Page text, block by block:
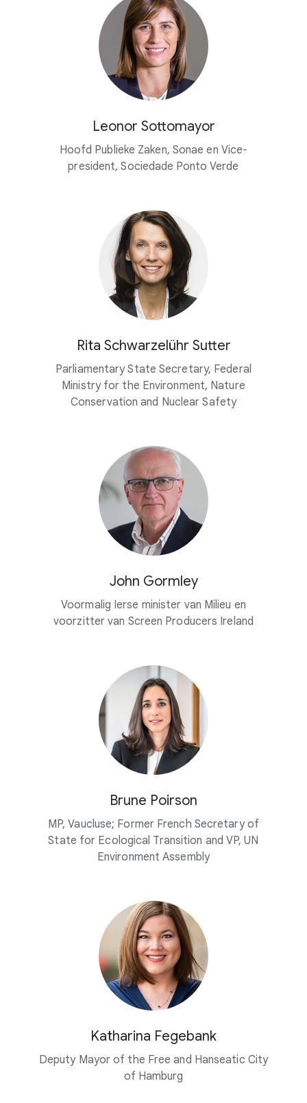
Leonor Sottomayor
Hoofd Publieke Zaken, Sonae en Vice-
president, Sociedade Ponto Verde
Rita Schwarzelühr Sutter
Parliamentary State Secretary, Federal
Ministry for the Environment, Nature
Conservation and Nuclear Safety
John Gormley
Voormalig Ierse minister van Milieu en
voorzitter van Screen Producers Ireland
Brune Poirson
MP, Vaucluse; Former French Secretary of
State for Ecological Transition and VP, UN
Environment Assembly
Katharina Fegebank
Deputy Mayor of the Free and Hanseatic City
of Hamburg